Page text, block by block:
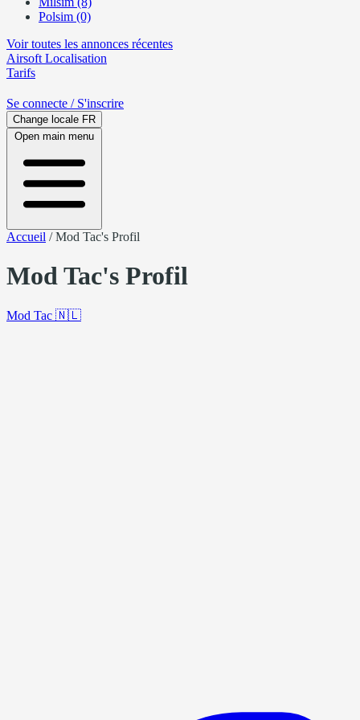
Polsim (0)
Voir toutes les annonces récentes
Airsoft Localisation
Tarifs
Se connecte / S'inscrire
Change locale FR
Open main menu
Accueil /Mod Tac's Profil
Mod Tac's Profil
Mod Tac 🇳🇱